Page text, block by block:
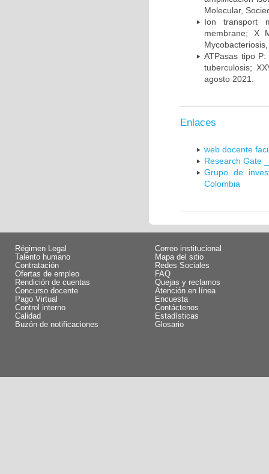
Molecular,
Ion transport
membrane; X
ATPasas tipo
tuberculosis;
agosto 2021.
Enlaces
web docente
Research Gate
Grupo de
Colombia
Régimen Legal
Talento humano
Contratación
Ofertas de empleo
Rendición de cuentas
Concurso docente
Pago Virtual
Control interno
Calidad
Buzón de notificaciones
Correo institucional
Mapa del sitio
Redes Sociales
FAQ
Quejas y reclamos
Atención en línea
Encuesta
Contáctenos
Estadísticas
Glosario